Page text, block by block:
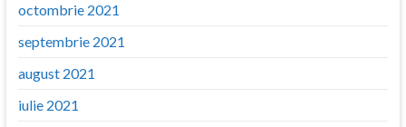
octombrie 2021
septembrie 2021
august 2021
iulie 2021